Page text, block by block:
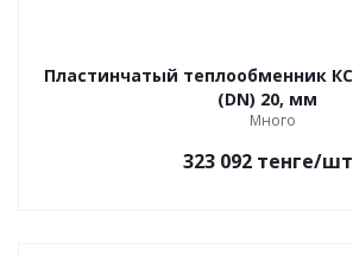
Пластинчатый теплообменник
(DN) 20, мм
Много
323 092тенге/шт